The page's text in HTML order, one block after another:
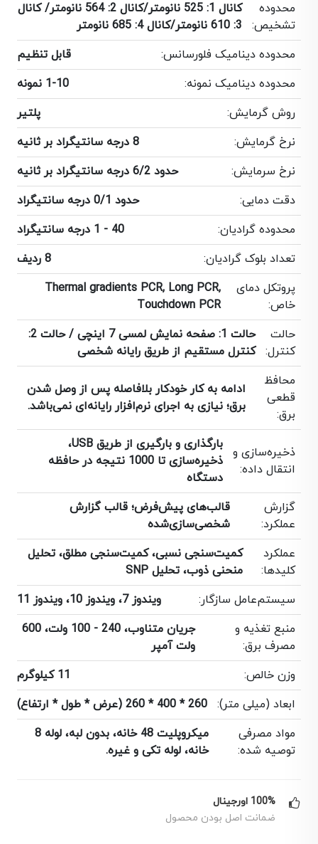
محدوده
تشخیص:
کانال 1: 525 نانومتر/کانال 2: 564 نانومتر/ کانال
3: 610 نانومتر/کانال 4: 685 نانومتر
محدوده دینامیک فلورسانس:
قابل تنظیم
محدوده دینامیک نمونه:
1-10 نمونه
روش گرمایش:
پلتیر
نرخ گرمایش:
8 درجه سانتیگراد بر ثانیه
نرخ سرمایش:
حدود 6/2 درجه سانتیگراد بر ثانیه
دقت دمایی:
حدود 0/1 درجه سانتیگراد
محدوده گرادیان:
40 - 1 درجه سانتیگراد
تعداد بلوک گرادیان:
8 ردیف
پروتکل دمای
خاص:
Thermal gradients PCR, Long PCR,
Touchdown PCR
حالت
کنترل:
حالت 1: صفحه نمایش لمسی 7 اینچی / حالت 2:
کنترل مستقیم از طریق رایانه شخصی
محافظ
قطعی
برق:
ادامه به کار خودکار بلافاصله پس از وصل شدن
برق؛ نیازی به اجرای نرم‌افزار رایانه‌ای نمی‌باشد.
ذخیره‌سازی و
انتقال داده:
بارگذاری و بارگیری از طریق USB،
ذخیره‌سازی تا 1000 نتیجه در حافظه
دستگاه
گزارش
عملکرد:
قالب‌های پیش‌فرض؛ قالب گزارش
شخصی‌سازی‌شده
عملکرد
کلیدها:
کمیت‌سنجی نسبی، کمیت‌سنجی مطلق، تحلیل
منحنی ذوب، تحلیل SNP
سیستم‌عامل سازگار:
ویندوز 7، ویندوز 10، ویندوز 11
منبع تغذیه و
مصرف برق:
جریان متناوب، 240 - 100 ولت، 600
ولت آمپر
وزن خالص:
11 کیلوگرم
ابعاد (میلی متر):
260 * 400 * 260 (عرض * طول * ارتفاع)
مواد مصرفی
توصیه شده:
میکروپلیت 48 خانه، بدون لبه، لوله 8
خانه، لوله تکی و غیره.
100% اورجینال
ضمانت اصل بودن محصول